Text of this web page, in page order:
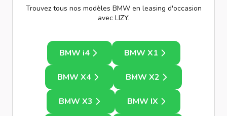
Trouvez tous nos modèles BMW en leasing d'occasion
avec LIZY.
BMW i4 BMW X1
BMW X4 BMW X2
BMW X3 BMW IX